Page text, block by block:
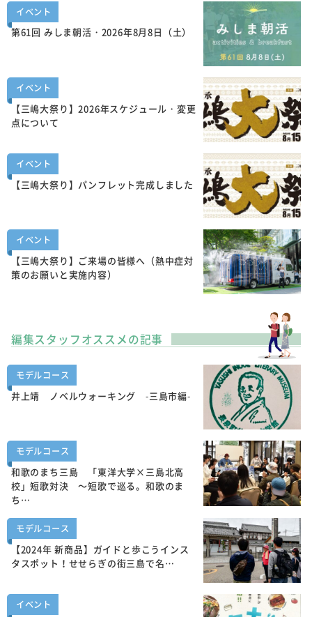
イベント
第61回 みしま朝活・2026年8月8日（土）
イベント
【三嶋大祭り】2026年スケジュール・変更
点について
イベント
【三嶋大祭り】パンフレット完成しました
イベント
【三嶋大祭り】ご来場の皆様へ（熱中症対
策のお願いと実施内容）
編集スタッフオススメの記事
モデルコース
井上靖 ノベルウォーキング -三島市編-
モデルコース
和歌のまち三島 「東洋大学×三島北高
校」短歌対決 ～短歌で巡る。和歌のま
ち…
モデルコース
【2024年 新商品】ガイドと歩こうインス
タスポット！せせらぎの街三島で名…
イベント